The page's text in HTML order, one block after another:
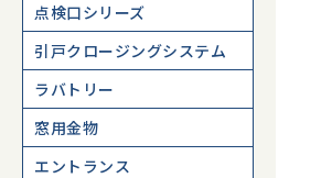
点検口シリーズ
引戸クロージングシステム
ラバトリー
窓用金物
エントランス